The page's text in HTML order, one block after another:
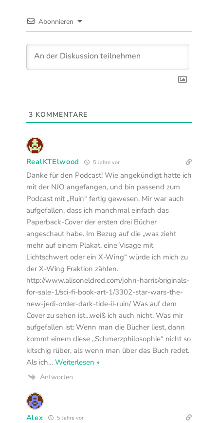
Abonnieren
3 KOMMENTARE
RealKTElwood 5 Jahre vor
Danke für den Podcast! Wie angekündigt hatte ich
mit der NJO angefangen, und bin passend zum
Podcast mit „Ruin“ fertig gewesen. Mir war auch
aufgefallen, dass ich manchmal einfach das
Paperback-Cover der ersten drei Bücher
angeschaut habe. Im Bezug auf die „was zieht
mehr auf einem Plakat, eine Visage mit
Lichtschwert oder ein X-Wing“ würde ich mich zu
der X-Wing Fraktion zählen.
http://www.alisoneldred.com/john-harris/originals-
for-sale-1/sci-fi-book-art-1/3302-star-wars-the-
new-jedi-order-dark-tide-ii-ruin/ Was auf dem
Cover zu sehen ist…weiß ich auch nicht. Was mir
aufgefallen ist: Wenn man die Bücher liest, dann
kommt einem diese „Schmerzphilosophie“ nicht so
kitschig rüber, als wenn man über das Buch redet.
Als ich… Weiterlesen »
Antworten
Alex 5 Jahre vor